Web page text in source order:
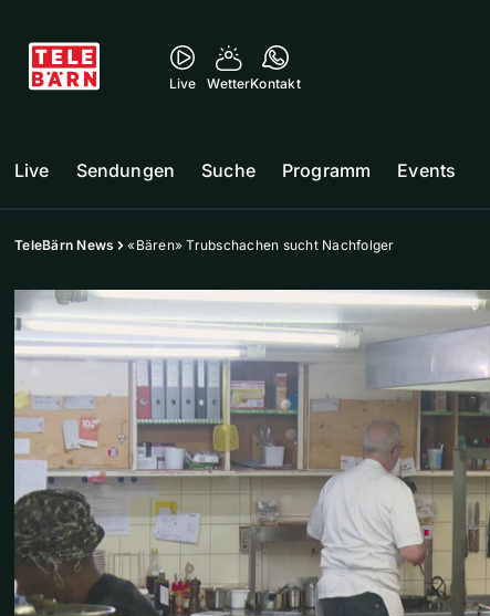
Live WetterKontakt
Live Sendungen Suche Programm Events
TeleBärn News «Bären» Trubschachen sucht Nachfolger